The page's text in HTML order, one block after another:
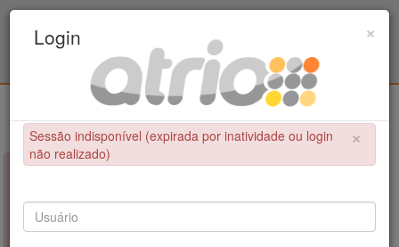
Metalúrgica e de Materiais - COPPE / UFRJ
×
NÃO FOI POSSÍVEL CONCLUIR A OPERAÇÃO
Sessão indisponível (expirada por inatividade ou login não
realizado)
×
Login
×
Sessão indisponível (expirada por inatividade ou login
não realizado)